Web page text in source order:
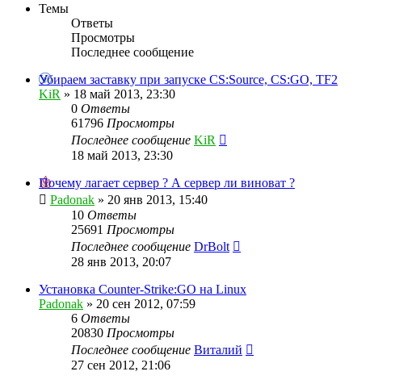
Темы
Ответы
Просмотры
Последнее сообщение
Убираем заставку при запуске CS:Source, CS:GO, TF2
KiR » 18 май 2013, 23:30
0 Ответы
61796 Просмотры
Последнее сообщение KiR
18 май 2013, 23:30
Почему лагает сервер ? А сервер ли виноват ?
Padonak » 20 янв 2013, 15:40
10 Ответы
25691 Просмотры
Последнее сообщение DrBolt
28 янв 2013, 20:07
Установка Counter-Strike:GO на Linux
Padonak » 20 сен 2012, 07:59
6 Ответы
20830 Просмотры
Последнее сообщение Виталий
27 сен 2012, 21:06